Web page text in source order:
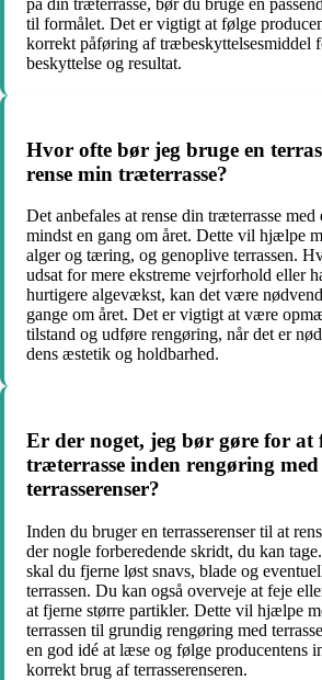
til formålet. Det er vigtigt at følge
korrekt påføring af træbeskyttelsesmiddel
beskyttelse og resultat.
Hvor ofte bør jeg bruge en
rense min træterrasse?
Det anbefales at rense din træterrasse med
mindst en gang om året. Dette vil hjælpe
alger og tæring, og genoplive terrassen.
udsat for mere ekstreme vejrforhold eller
hurtigere algevækst, kan det være
gange om året. Det er vigtigt at være
tilstand og udføre rengøring, når det er
dens æstetik og holdbarhed.
Er der noget, jeg bør gøre for at
træterrasse inden rengøring med
terrasserenser?
Inden du bruger en terrasserenser til at
der nogle forberedende skridt, du kan
skal du fjerne løst snavs, blade og
terrassen. Du kan også overveje at feje
at fjerne større partikler. Dette vil hjælpe
terrassen til grundig rengøring med
en god idé at læse og følge producentens
korrekt brug af terrasserenseren.